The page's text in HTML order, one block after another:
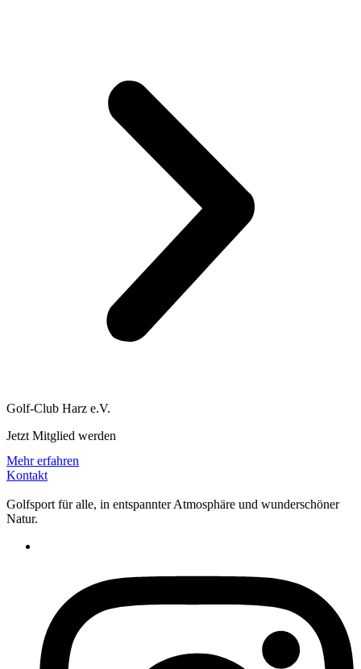
Golf-Club Harz e.V.
Jetzt Mitglied werden
Mehr erfahren
Kontakt
Golfsport für alle, in entspannter Atmosphäre und wunderschöner
Natur.